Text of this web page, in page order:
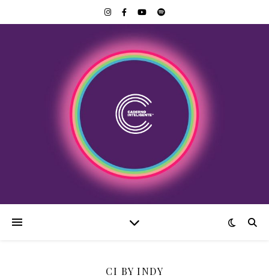
CI BY INDY